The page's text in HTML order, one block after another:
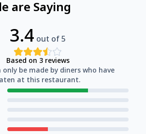
are Saying
3.4 out of 5
Based on 3reviews
only be made by diners who have
at this restaurant.